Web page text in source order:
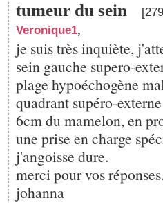
tumeur du sein
Veronique1,
je suis très inquiète,
sein gauche supero-
plage hypoéchogène
quadrant supéro-
6cm du mamelon, en
une prise en charge
j'angoisse dure.
merci pour vos réponses.
johanna